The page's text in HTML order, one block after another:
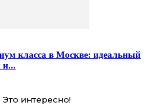
класса в Москве: идеальный
и...
Это интересно!